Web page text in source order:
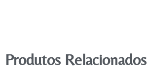
Produtos Relacionados